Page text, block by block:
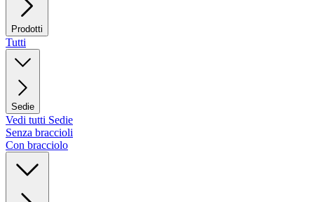
Prodotti
Tutti
Sedie
Vedi tutti Sedie
Senza braccioli
Con bracciolo